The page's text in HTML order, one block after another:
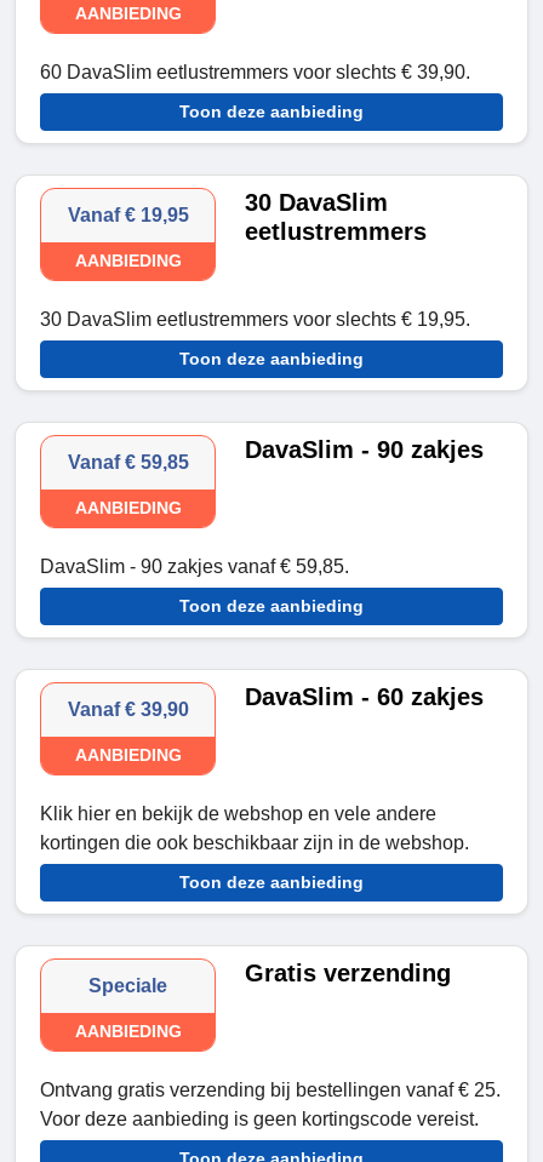
AANBIEDING
60 DavaSlim eetlustremmers voor slechts € 39,90.
Toon deze aanbieding
Vanaf € 19,95
AANBIEDING
30 DavaSlim
eetlustremmers
30 DavaSlim eetlustremmers voor slechts € 19,95.
Toon deze aanbieding
Vanaf € 59,85
AANBIEDING
DavaSlim - 90 zakjes
DavaSlim - 90 zakjes vanaf € 59,85.
Toon deze aanbieding
Vanaf € 39,90
AANBIEDING
DavaSlim - 60 zakjes
Klik hier en bekijk de webshop en vele andere
kortingen die ook beschikbaar zijn in de webshop.
Toon deze aanbieding
Speciale
AANBIEDING
Gratis verzending
Ontvang gratis verzending bij bestellingen vanaf € 25.
Voor deze aanbieding is geen kortingscode vereist.